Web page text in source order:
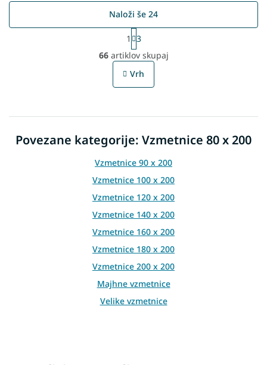
L
i
s
g
o
t
o
l
Naloži še 24
P
a
g
i
n
o
1
3
66artiklov skupaj
Vrh
Povezane kategorije: Vzmetnice 80 x 200
Vzmetnice 90 x 200
Vzmetnice 100 x 200
Vzmetnice 120 x 200
Vzmetnice 140 x 200
Vzmetnice 160 x 200
Vzmetnice 180 x 200
Vzmetnice 200 x 200
Majhne vzmetnice
Velike vzmetnice